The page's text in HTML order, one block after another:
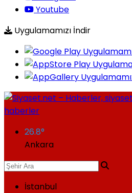
Youtube
Uygulamamızı İndir
26.8°
Ankara
İstanbul